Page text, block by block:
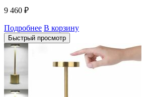
9 460 ₽
Подробнее В корзину
Быстрый просмотр